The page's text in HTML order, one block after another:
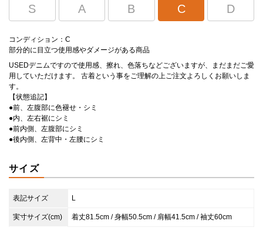
S A B C D
コンディション：C
部分的に目立つ使用感やダメージがある商品
USEDデニムですので使用感、擦れ、色落ちなどございますが、まだまだご愛
用していただけます。 古着という事をご理解の上ご注文よろしくお願いしま
す。
【状態追記】
●前、左腹部に色褪せ・シミ
●内、左右裾にシミ
●前内側、左腹部にシミ
●後内側、左背中・左腰にシミ
サイズ
表記サイズ L
実寸サイズ(cm) 着丈81.5cm / 身幅50.5cm / 肩幅41.5cm / 袖丈60cm